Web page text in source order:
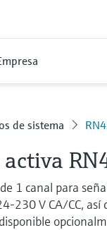
de sistema
1 canal para
230 V CA/CC, así